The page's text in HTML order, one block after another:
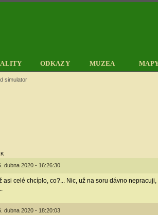
ODKAZY MUZEA
simulator
dubna 2020 - 16:26:30
asi celé chcíplo, co?... Nic, už na soru dávno
dubna 2020 - 18:20:03